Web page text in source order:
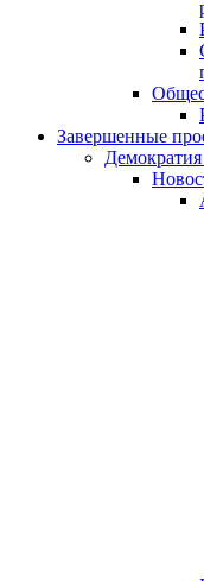
Завершенные
Демократия